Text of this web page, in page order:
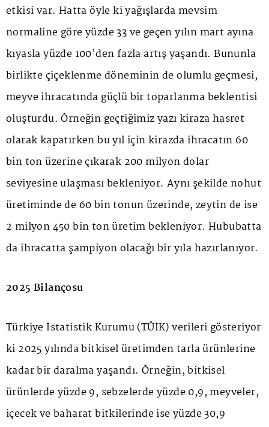
etkisi var. Hatta öyle ki yağışlarda mevsim
normaline göre yüzde 33 ve geçen yılın mart ayına
kıyasla yüzde 100'den fazla artış yaşandı. Bununla
birlikte çiçeklenme döneminin de olumlu geçmesi,
meyve ihracatında güçlü bir toparlanma beklentisi
oluşturdu. Örneğin geçtiğimiz yazı kiraza hasret
olarak kapatırken bu yıl için kirazda ihracatın 60
bin ton üzerine çıkarak 200 milyon dolar
seviyesine ulaşması bekleniyor. Aynı şekilde nohut
üretiminde de 60 bin tonun üzerinde, zeytin de ise
2 milyon 450 bin ton üretim bekleniyor. Hububatta
da ihracatta şampiyon olacağı bir yıla hazırlanıyor.
2025 Bilançosu
Türkiye İstatistik Kurumu (TÜİK) verileri gösteriyor
ki 2025 yılında bitkisel üretimden tarla ürünlerine
kadar bir daralma yaşandı. Örneğin, bitkisel
ürünlerde yüzde 9, sebzelerde yüzde 0,9, meyveler,
içecek ve baharat bitkilerinde ise yüzde 30,9